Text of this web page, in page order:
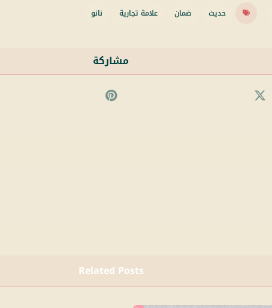
حديث ضمان علامة تجارية نانو
Related Posts